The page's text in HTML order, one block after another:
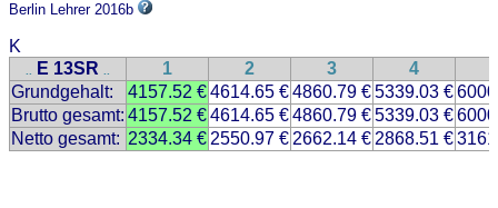
Berlin Lehrer 2016b
K
.. E 13SR .. 1 2 3 4
Grundgehalt:
4157.52 €4614.65 €4860.79 €5339.03 €
Brutto gesamt: 4157.52 €4614.65 €4860.79 €5339.03 €
Netto gesamt: 2334.34 € 2550.97 € 2662.14 € 2868.51 €